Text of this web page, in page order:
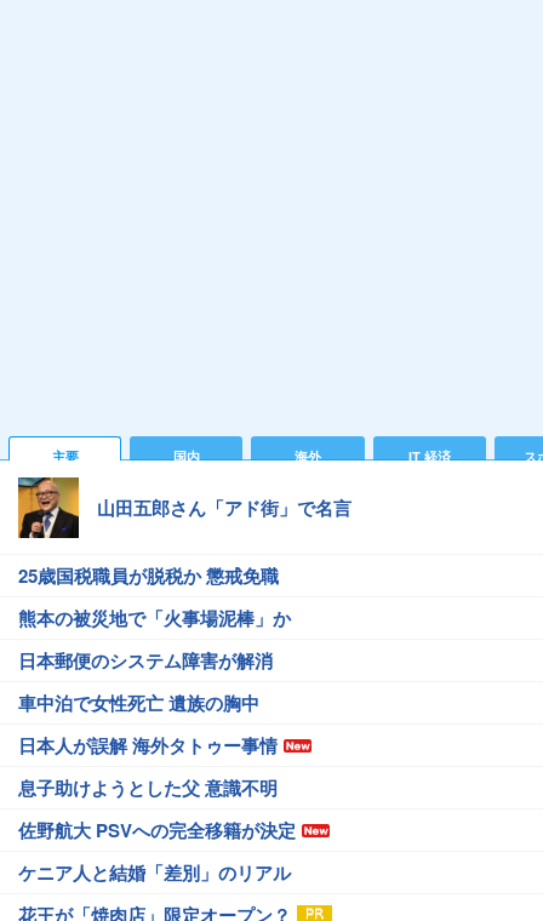
主要 国内 海外 IT 経済 ス
山田五郎さん「アド街」で名言
25歳国税職員が脱税か 懲戒免職
熊本の被災地で「火事場泥棒」か
日本郵便のシステム障害が解消
車中泊で女性死亡 遺族の胸中
日本人が誤解 海外タトゥー事情
息子助けようとした父 意識不明
佐野航大 PSVへの完全移籍が決定
ケニア人と結婚「差別」のリアル
花王が「焼肉店」限定オープン？